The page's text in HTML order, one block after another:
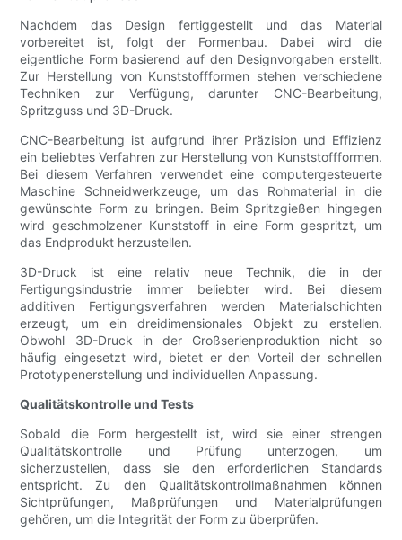
Nachdem das Design fertiggestellt und das Material
vorbereitet ist, folgt der Formenbau. Dabei wird die
eigentliche Form basierend auf den Designvorgaben erstellt.
Zur Herstellung von Kunststoffformen stehen verschiedene
Techniken zur Verfügung, darunter CNC-Bearbeitung,
Spritzguss und 3D-Druck.
CNC-Bearbeitung ist aufgrund ihrer Präzision und Effizienz
ein beliebtes Verfahren zur Herstellung von Kunststoffformen.
Bei diesem Verfahren verwendet eine computergesteuerte
Maschine Schneidwerkzeuge, um das Rohmaterial in die
gewünschte Form zu bringen. Beim Spritzgießen hingegen
wird geschmolzener Kunststoff in eine Form gespritzt, um
das Endprodukt herzustellen.
3D-Druck ist eine relativ neue Technik, die in der
Fertigungsindustrie immer beliebter wird. Bei diesem
additiven Fertigungsverfahren werden Materialschichten
erzeugt, um ein dreidimensionales Objekt zu erstellen.
Obwohl 3D-Druck in der Großserienproduktion nicht so
häufig eingesetzt wird, bietet er den Vorteil der schnellen
Prototypenerstellung und individuellen Anpassung.
Qualitätskontrolle und Tests
Sobald die Form hergestellt ist, wird sie einer strengen
Qualitätskontrolle und Prüfung unterzogen, um
sicherzustellen, dass sie den erforderlichen Standards
entspricht. Zu den Qualitätskontrollmaßnahmen können
Sichtprüfungen, Maßprüfungen und Materialprüfungen
gehören, um die Integrität der Form zu überprüfen.